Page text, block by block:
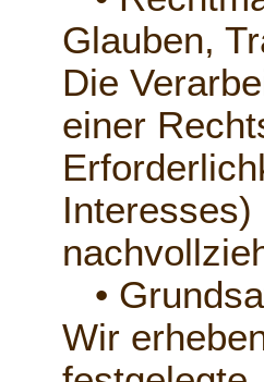
Glauben,
Die
einer
•
Wir